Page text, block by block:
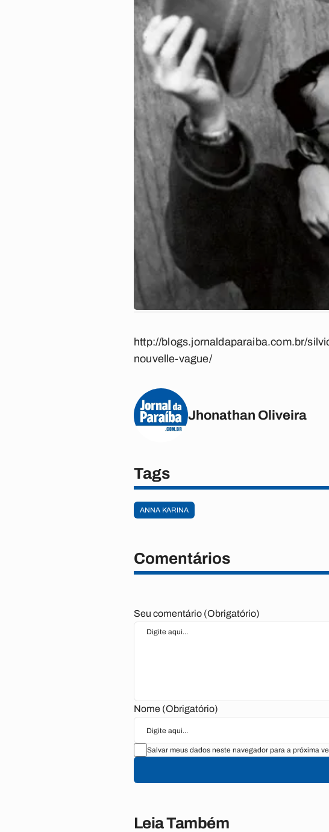
http://blogs.jornaldaparaiba.com.br/
nouvelle-vague/
Jhonathan Oliveira
Tags
ANNA KARINA
Comentários
Seu comentário (Obrigatório)
Nome (Obrigatório)
Salvar meus dados neste navegador para a próxima
Leia Também